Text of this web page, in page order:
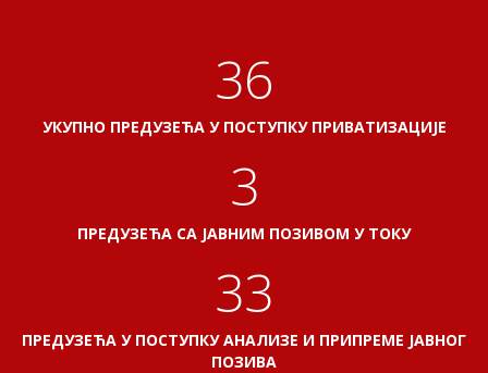
40
УКУПНО ПРЕДУЗЕЋА У ПОСТУПКУ ПРИВАТИЗАЦИЈЕ
3
ПРЕДУЗЕЋА СА ЈАВНИМ ПОЗИВОМ У ТОКУ
37
ПРЕДУЗЕЋА У ПОСТУПКУ АНАЛИЗЕ И ПРИПРЕМЕ ЈАВНОГ
ПОЗИВА